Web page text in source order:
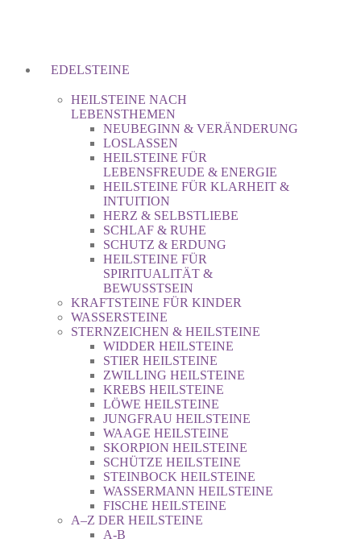
EDELSTEINE
HEILSTEINE NACH
LEBENSTHEMEN
NEUBEGINN & VERÄNDERUNG
LOSLASSEN
HEILSTEINE FÜR
LEBENSFREUDE & ENERGIE
HEILSTEINE FÜR KLARHEIT &
INTUITION
HERZ & SELBSTLIEBE
SCHLAF & RUHE
SCHUTZ & ERDUNG
HEILSTEINE FÜR
SPIRITUALITÄT &
BEWUSSTSEIN
KRAFTSTEINE FÜR KINDER
WASSERSTEINE
STERNZEICHEN & HEILSTEINE
WIDDER HEILSTEINE
STIER HEILSTEINE
ZWILLING HEILSTEINE
KREBS HEILSTEINE
LÖWE HEILSTEINE
JUNGFRAU HEILSTEINE
WAAGE HEILSTEINE
SKORPION HEILSTEINE
SCHÜTZE HEILSTEINE
STEINBOCK HEILSTEINE
WASSERMANN HEILSTEINE
FISCHE HEILSTEINE
A–Z DER HEILSTEINE
A-B